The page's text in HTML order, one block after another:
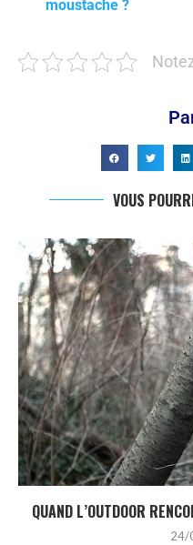
moustache ?
VOUS
QUAND L’OUTDOOR
24/